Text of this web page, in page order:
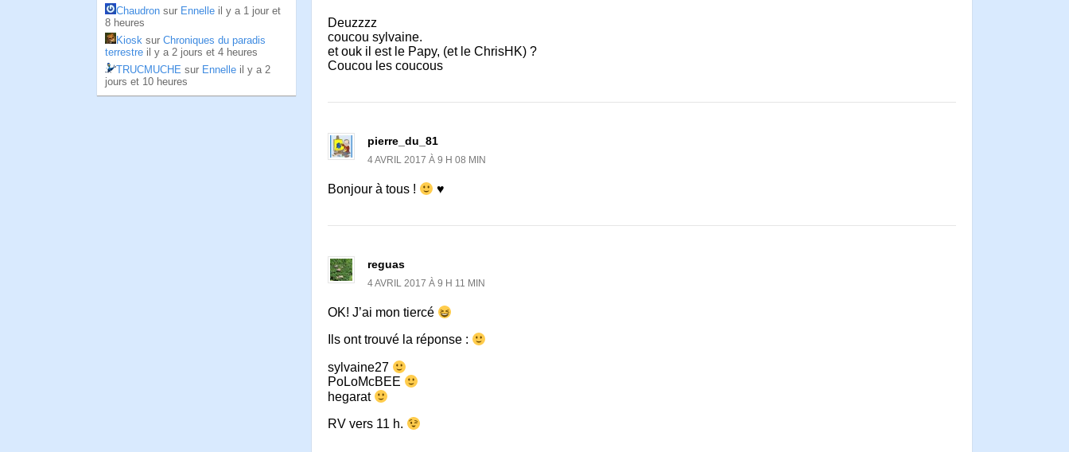
Chaudron sur Ennelle il y a 1 jour et
8 heures
Kiosk sur Chroniques du paradis
terrestre il y a 2 jours et 4 heures
TRUCMUCHE sur Ennelle il y a 2
jours et 10 heures
Deuzzzz
coucou sylvaine.
et ouk il est le Papy, (et le ChrisHK) ?
Coucou les coucous
pierre_du_81
4 AVRIL 2017 À 9 H 08 MIN
Bonjour à tous ! ♥
reguas
4 AVRIL 2017 À 9 H 11 MIN
OK! J’ai mon tiercé
Ils ont trouvé la réponse :
sylvaine27
PoLoMcBEE
hegarat
RV vers 11 h.